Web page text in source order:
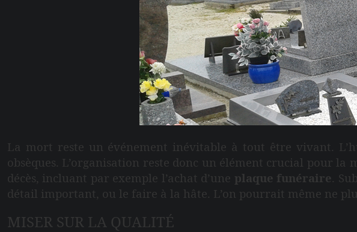
La mort reste un événement inévitable à tout être vivant.
obsèques. L’organisation reste donc un élément crucial pour
décès, incluant par exemple l’achat d’une plaque funéraire.
détail important, ou le faire à la hâte. L’on pourrait même ne
MISER SUR LA QUALITÉ